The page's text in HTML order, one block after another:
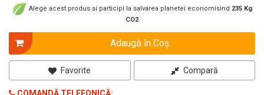
Alege acest produs si participi la salvarea planetei economisind 235 Kg
CO2
Adaugă în Coş
Favorite Compară
COMANDĂ TELEFONICĂ: